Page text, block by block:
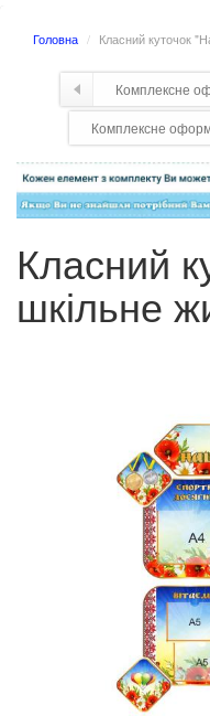
Головна Класний куточок
Комплексне
Комплексне
Класний
шкільне